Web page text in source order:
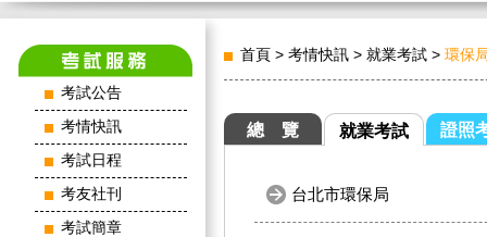
考試公告
考情快訊
考試日程
考友社刊
考試簡章
首頁 > 考情快訊 > 就業考試 > 環保
總 覽 就業考試 證照
台北市環保局